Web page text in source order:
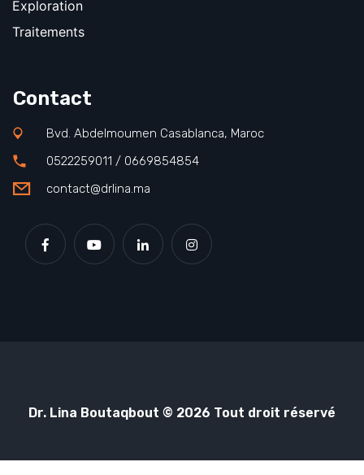
Exploration
Traitements
Contact
Bvd. Abdelmoumen Casablanca, Maroc
0522259011 / 0669854854
contact@drlina.ma
Dr. Lina Boutaqbout © 2026 Tout droit réservé